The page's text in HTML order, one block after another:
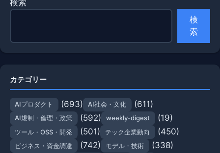
検索
検
索
カテゴリー
AIプロダクト (693) AI社会・文化 (611)
AI規制・倫理・政策 (592) weekly-digest (19)
ツール・OSS・開発 (501) テック企業動向 (450)
ビジネス・資金調達 (742) モデル・技術 (338)